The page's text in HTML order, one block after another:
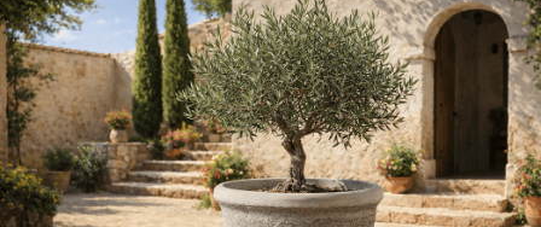
NYEREMÉNYJÁTÉK / REGISZTRÁCIÓ